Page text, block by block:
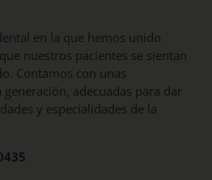
en la que hemos unido
nuestros pacientes se sientan
Contamos con unas
generación, adecuadas para dar
y especialidades de la